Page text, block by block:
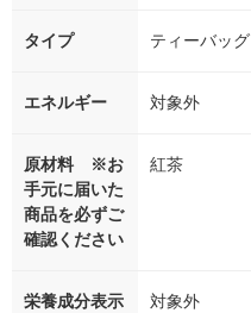
タイプ ティーバッグ
エネルギー 対象外
原材料 ※お
手元に届いた
商品を必ずご
確認ください
紅茶
栄養成分表示 対象外